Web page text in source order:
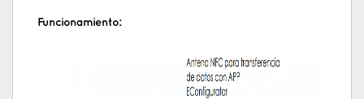
Funcionamiento: